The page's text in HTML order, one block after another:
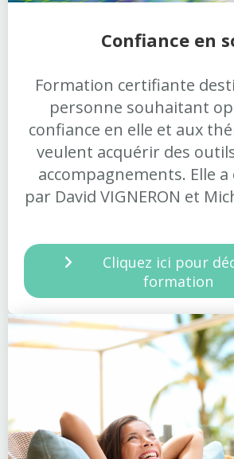
Confiance en
Formation certifiante
personne souhaitant
confiance en elle et aux
veulent acquérir des
accompagnements. Elle a
par David VIGNERON et
Cliquez ici pour
formation